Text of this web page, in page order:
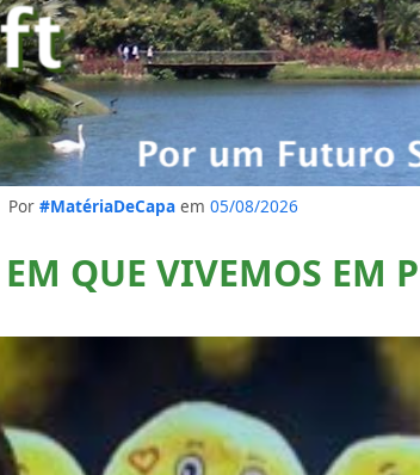
Por #MatériaDeCapa em 05/08/2026
QUE VIVEMOS EM